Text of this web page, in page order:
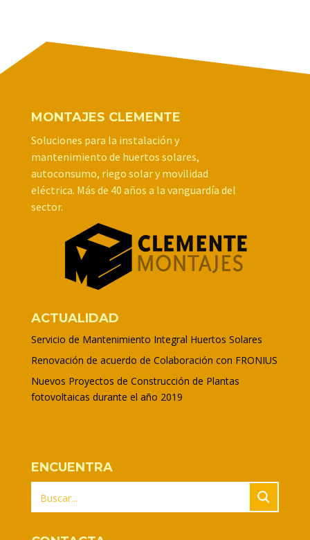
MONTAJES CLEMENTE
Soluciones para la instalación y
mantenimiento de huertos solares,
autoconsumo, riego solar y movilidad
eléctrica. Más de 40 años a la vanguardía del
sector.
ACTUALIDAD
Servicio de Mantenimiento Integral Huertos Solares
Renovación de acuerdo de Colaboración con FRONIUS
Nuevos Proyectos de Construcción de Plantas
fotovoltaicas durante el año 2019
ENCUENTRA